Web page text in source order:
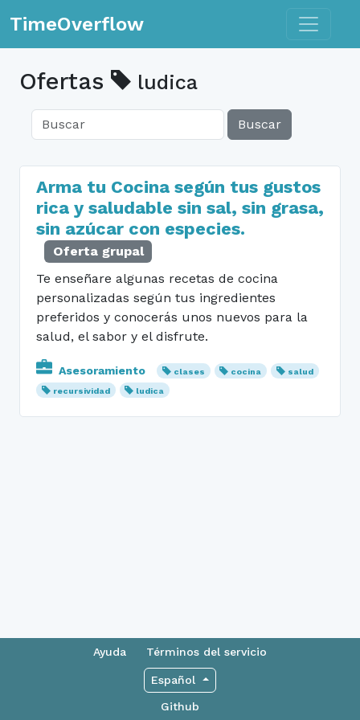
TimeOverflow Toggle
Ofertas ludica
Buscar
Arma tu Cocina según tus gustos
rica y saludable sin sal, sin grasa,
sin azúcar con especies.
Oferta grupal
Te enseñare algunas recetas de cocina
personalizadas según tus ingredientes
preferidos y conocerás unos nuevos para la
salud, el sabor y el disfrute.
Asesoramiento clases cocina
salud
recursividad
ludica
Ayuda Términos del servicio
Español
Github